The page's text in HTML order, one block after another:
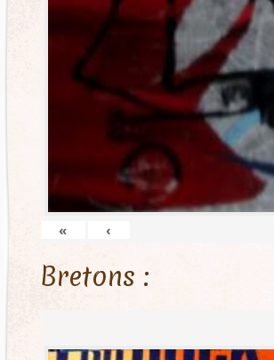
« ‹
Bretons :